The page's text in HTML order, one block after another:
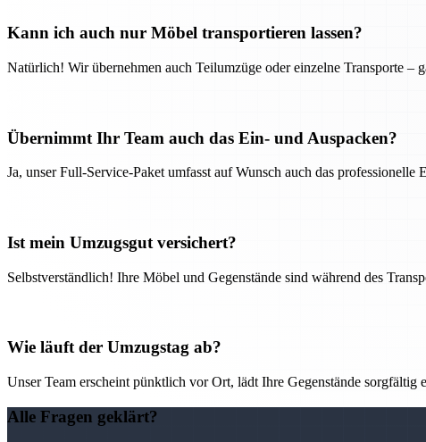
Kann ich auch nur Möbel transportieren lassen?
Natürlich! Wir übernehmen auch Teilumzüge oder einzelne Transporte –
Übernimmt Ihr Team auch das Ein- und Auspacken?
Ja, unser Full-Service-Paket umfasst auf Wunsch auch das
Ist mein Umzugsgut versichert?
Selbstverständlich! Ihre Möbel und Gegenstände sind während des
Wie läuft der Umzugstag ab?
Unser Team erscheint pünktlich vor Ort, lädt Ihre Gegenstände
Alle Fragen geklärt?